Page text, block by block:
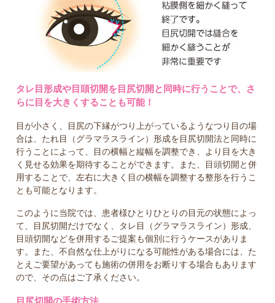
タレ目形成や目頭切開を目尻切開と同時に行うことで、さ
らに目を大きくすることも可能！
目が小さく、目尻の下縁がつり上がっているようなつり目の場
合は、たれ目（グラマラスライン）形成を目尻切開法と同時に
行うことによって、目の横幅と縦幅を調整でき、より目を大き
く見せる効果を期待することができます。また、目頭切開と併
用することで、左右に大きく目の横幅を調整する整形を行うこ
とも可能となります。
このように当院では、患者様ひとりひとりの目元の状態によっ
て、目尻切開だけでなく、タレ目（グラマラスライン）形成、
目頭切開などを併用するご提案も個別に行うケースがありま
す。また、不自然な仕上がりになる可能性がある場合には、た
とえご要望があっても施術の併用をお断りする場合もあります
ので、その点はご了承ください。